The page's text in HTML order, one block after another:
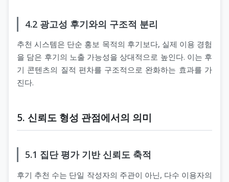
4.2 광고성 후기와의 구조적 분리
추천 시스템은 단순 홍보 목적의 후기보다, 실제 이용 경험
을 담은 후기의 노출 가능성을 상대적으로 높인다. 이는 후
기 콘텐츠의 질적 편차를 구조적으로 완화하는 효과를 가
진다.
5. 신뢰도 형성 관점에서의 의미
5.1 집단 평가 기반 신뢰도 축적
후기 추천 수는 단일 작성자의 주관이 아닌, 다수 이용자의